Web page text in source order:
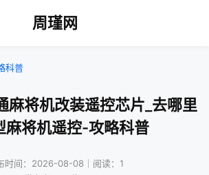
周瑾网
科普
麻将机改装遥控芯片_去哪里
麻将机遥控-攻略科普
时间：2026-08-08｜阅读：1